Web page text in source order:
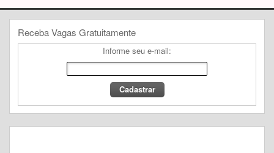
Receba Vagas Gratuitamente
Informe seu e-mail: